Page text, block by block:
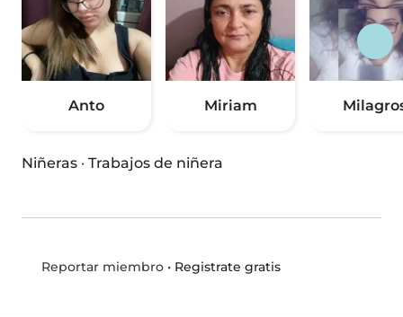
Anto Miriam
Niñeras · Trabajos de niñera
Reportar miembro• Registrate gratis